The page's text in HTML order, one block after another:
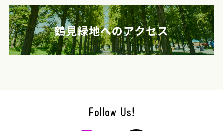
鶴見緑地へのアクセス